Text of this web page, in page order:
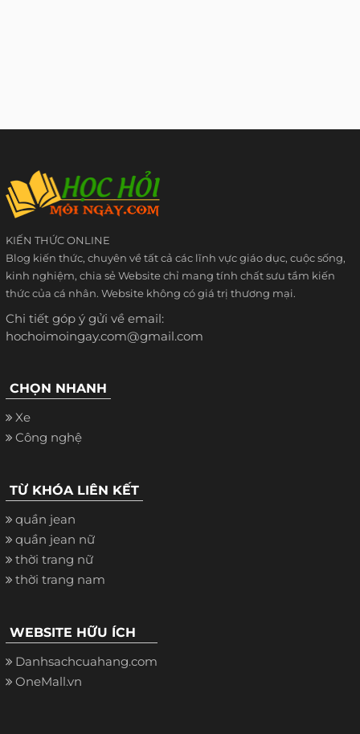
KIẾN THỨC ONLINE
Blog kiến thức, chuyên về tất cả các lĩnh vực giáo dục, cuộc sống,
kinh nghiệm, chia sẻ Website chỉ mang tính chất sưu tầm kiến
thức của cá nhân. Website không có giá trị thương mại.
Chi tiết góp ý gửi về email:
hochoimoingay.com@gmail.com
CHỌN NHANH
Xe
Công nghệ
TỪ KHÓA LIÊN KẾT
quần jean
quần jean nữ
thời trang nữ
thời trang nam
WEBSITE HỮU ÍCH
Danhsachcuahang.com
OneMall.vn